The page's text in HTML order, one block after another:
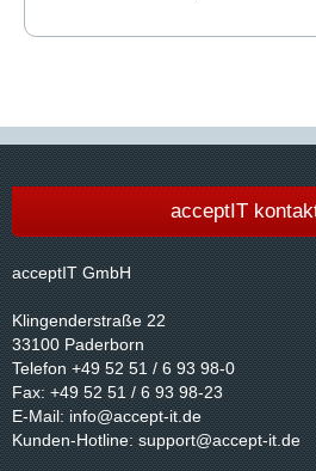
acceptIT
acceptIT GmbH
Klingenderstraße 22
33100 Paderborn
Telefon +49 52 51 / 6 93 98-0
Fax: +49 52 51 / 6 93 98-23
E-Mail: info@accept-it.de
Kunden-Hotline: support@accept-it.de